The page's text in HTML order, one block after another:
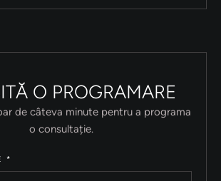
O PROGRAMARE
de câteva minute pentru a programa
o consultație.
*